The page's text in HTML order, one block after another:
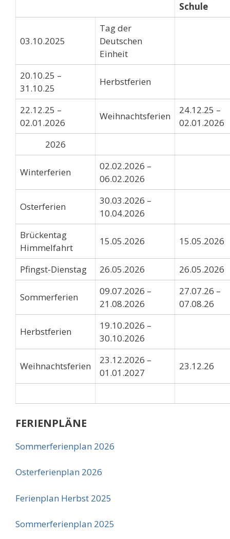
Schule
03.10.2025
Tag der
Deutschen
Einheit
20.10.25 –
31.10.25
Herbstferien
22.12.25 –
02.01.2026
Weihnachtsferien
24.12.25 –
02.01.2026
2026
Winterferien
02.02.2026 –
06.02.2026
Osterferien
30.03.2026 –
10.04.2026
Brückentag
Himmelfahrt
15.05.2026 15.05.2026
Pfingst-Dienstag 26.05.2026 26.05.2026
Sommerferien
09.07.2026 –
21.08.2026
27.07.26 –
07.08.26
Herbstferien
19.10.2026 –
30.10.2026
Weihnachtsferien
23.12.2026 –
01.01.2027
23.12.26
FERIENPLÄNE
Sommerferienplan 2026
Osterferienplan 2026
Ferienplan Herbst 2025
Sommerferienplan 2025